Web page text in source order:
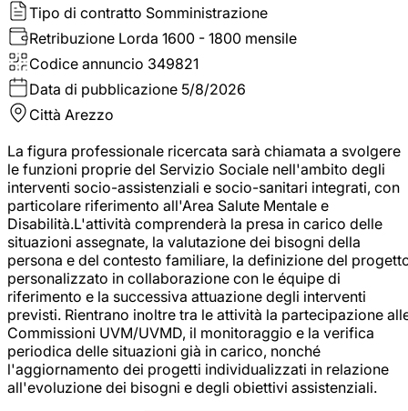
Tipo di contratto Somministrazione
Retribuzione Lorda 1600 - 1800 mensile
Codice annuncio 349821
Data di pubblicazione 5/8/2026
Città Arezzo
La figura professionale ricercata sarà chiamata a svolgere
le funzioni proprie del Servizio Sociale nell'ambito degli
interventi socio-assistenziali e socio-sanitari integrati, con
particolare riferimento all'Area Salute Mentale e
Disabilità.L'attività comprenderà la presa in carico delle
situazioni assegnate, la valutazione dei bisogni della
persona e del contesto familiare, la definizione del
personalizzato in collaborazione con le équipe di
riferimento e la successiva attuazione degli interventi
previsti. Rientrano inoltre tra le attività la partecipazione
Commissioni UVM/UVMD, il monitoraggio e la verifica
periodica delle situazioni già in carico, nonché
l'aggiornamento dei progetti individualizzati in relazione
all'evoluzione dei bisogni e degli obiettivi assistenziali.